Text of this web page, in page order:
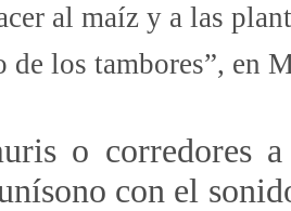
al maíz y a las
de los tambores”, en
o corredores
con el